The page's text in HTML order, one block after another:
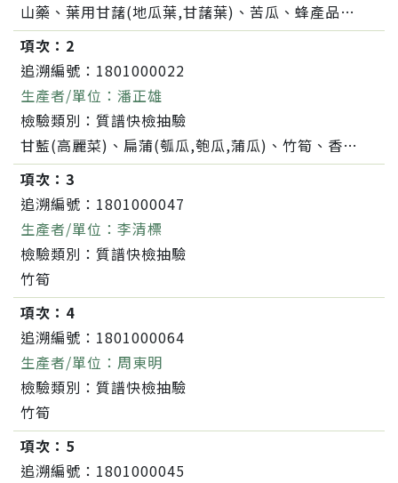
山藥、葉用甘藷(地瓜葉,甘藷葉)、苦瓜、蜂產品-蜂蜜
項次： 2
追溯編號： 1801000022
生產者/單位： 潘正雄
檢驗類別： 質譜快檢抽驗
甘藍(高麗菜)、扁蒲(瓠瓜,匏瓜,蒲瓜)、竹筍、香菇、甘藷(地瓜)、小黃瓜(花胡瓜)、苦瓜、絲瓜、冬瓜、南瓜(金瓜)、食用玉米(含玉米筍)
項次： 3
追溯編號： 1801000047
生產者/單位： 李清標
檢驗類別： 質譜快檢抽驗
竹筍
項次： 4
追溯編號： 1801000064
生產者/單位： 周東明
檢驗類別： 質譜快檢抽驗
竹筍
項次： 5
追溯編號： 1801000045